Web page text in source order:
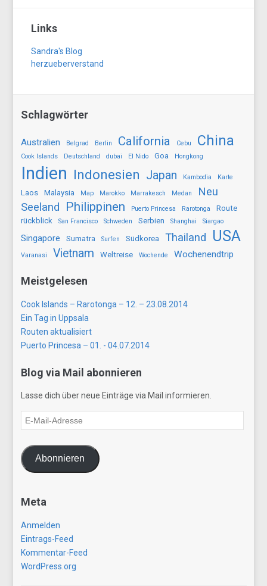
Links
Sandra's Blog
herzueberverstand
Schlagwörter
Australien Belgrad Berlin California Cebu China
Cook Islands Deutschland dubai El Nido Goa Hongkong
Indien Indonesien Japan Kambodia Karte
Laos Malaysia Map Marokko Marrakesch Medan
Neu
Seeland Philippinen Puerto Princesa Rarotonga
Route
rückblick
San Francisco Schweden Serbien Shanghai Siargao
Singapore Sumatra Surfen Südkorea Thailand USA
Varanasi Vietnam Weltreise Wochende Wochenendtrip
Meistgelesen
Cook Islands – Rarotonga – 12. – 23.08.2014
Ein Tag in Uppsala
Routen aktualisiert
Puerto Princesa – 01. - 04.07.2014
Blog via Mail abonnieren
Lasse dich über neue Einträge via Mail informieren.
E-
Mail-
Abonnieren
Meta
Anmelden
Eintrags-Feed
Kommentar-Feed
WordPress.org